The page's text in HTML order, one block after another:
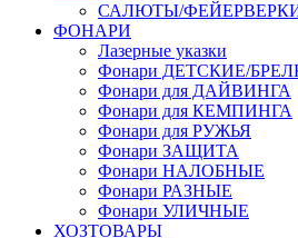
САЛЮТЫ/
ФОНАРИ
Лазерные указки
Фонари ДЕТСКИЕ/
Фонари для ДАЙВИНГА
Фонари для КЕМПИНГА
Фонари для РУЖЬЯ
Фонари ЗАЩИТА
Фонари НАЛОБНЫЕ
Фонари РАЗНЫЕ
Фонари УЛИЧНЫЕ
ХОЗТОВАРЫ